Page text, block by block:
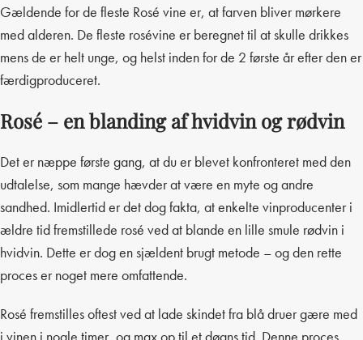
Gældende for de fleste Rosé vine er, at farven bliver mørkere
med alderen. De fleste rosévine er beregnet til at skulle drikkes
mens de er helt unge, og helst inden for de 2 første år efter den er
færdigproduceret.
Rosé – en blanding af hvidvin og rødvin
Det er næppe første gang, at du er blevet konfronteret med den
udtalelse, som mange hævder at være en myte og andre
sandhed. Imidlertid er det dog fakta, at enkelte vinproducenter i
ældre tid fremstillede rosé ved at blande en lille smule rødvin i
hvidvin. Dette er dog en sjældent brugt metode – og den rette
proces er noget mere omfattende.
Rosé fremstilles oftest ved at lade skindet fra blå druer gære med
i vinen i nogle timer, og max op til et døgns tid. Denne proces